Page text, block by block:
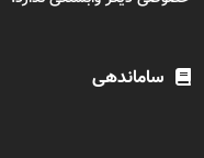
ساماندهی